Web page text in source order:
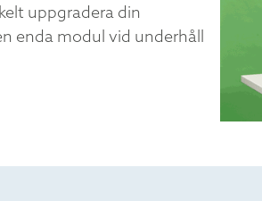
uppgradera din
enda modul vid underhåll